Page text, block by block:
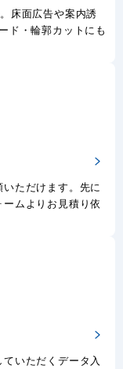
床面広告や案内誘
ド・輪郭カットにも
ただけます。先に
ムよりお見積り依
いただくデータ入